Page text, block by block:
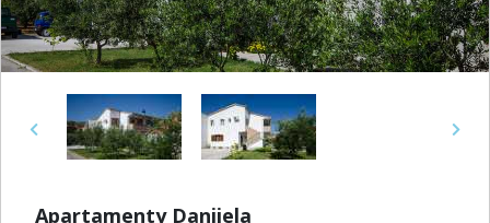
Previous Next
Apartamenty Danijela